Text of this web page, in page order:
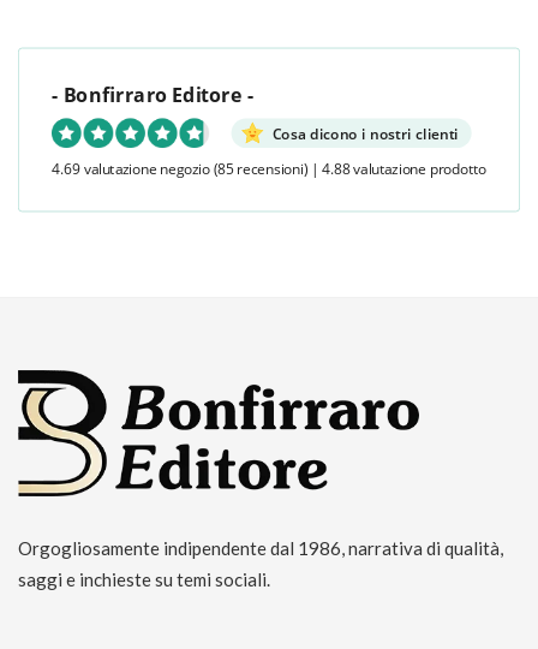
- Bonfirraro Editore -
Cosa dicono i nostri clienti
4.69 valutazione negozio (85 recensioni) | 4.88 valutazione prodotto
Orgogliosamente indipendente dal 1986, narrativa di qualità,
saggi e inchieste su temi sociali.